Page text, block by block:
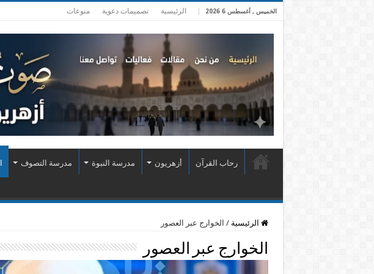
الخميس , أغسطس 6 2026 الرئيسية تصميمات دعوية منوعات
رحاب القرآن أزهريون مدرسة النبوة مدرسة التصوف
الرئيسية / الخوارج عبر العصور
الخوارج عبر العصور